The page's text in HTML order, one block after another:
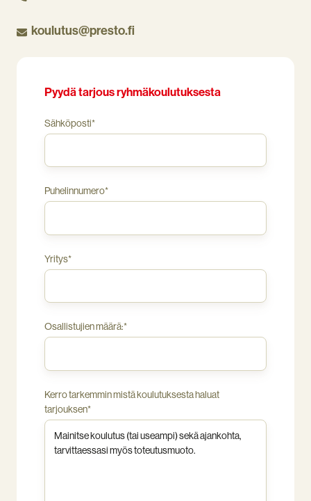
toimialan
tarpeita.
koulutus@presto.fi
Pyydä tarjous ryhmäkoulutuksesta
Sähköposti*
Puhelinnumero*
Yritys*
Osallistujien määrä:*
Kerro tarkemmin mistä koulutuksesta haluat
tarjouksen*